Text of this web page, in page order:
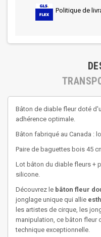
Politique de
Bâton de diable fleur doté
adhérence optimale.
Bâton fabriqué au Canada :
Paire de baguettes bois 45
Lot bâton du diable fleurs +
silicone.
Découvrez le bâton fleur
jonglage unique qui allie
les artistes de cirque, les
manipulation, ce bâton fleur
technique exceptionnelle.